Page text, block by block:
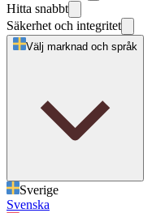
Hitta snabbt
Säkerhet och integritet
Välj marknad och språk
Sverige
Svenska